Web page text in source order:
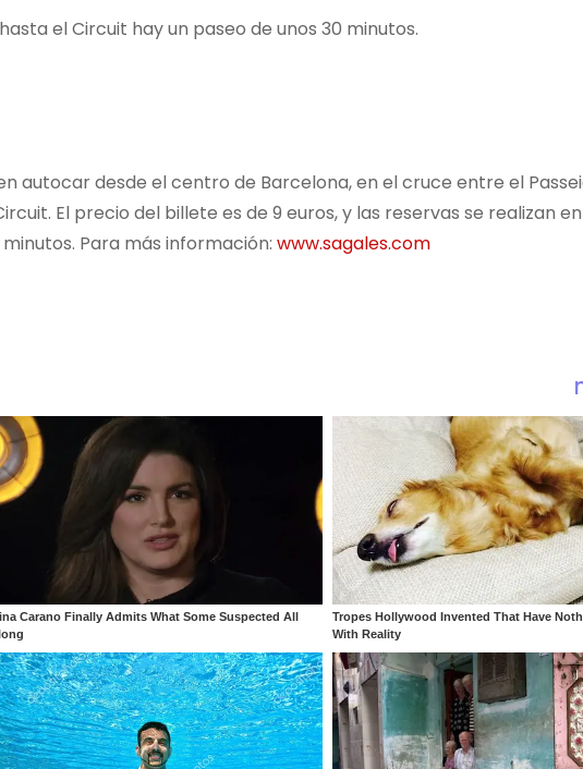
el Circuit hay un paseo de unos 30 minutos.
autocar desde el centro de Barcelona, en el cruce entre el
El precio del billete es de 9 euros, y las reservas se realizan
Para más información: www.sagales.com